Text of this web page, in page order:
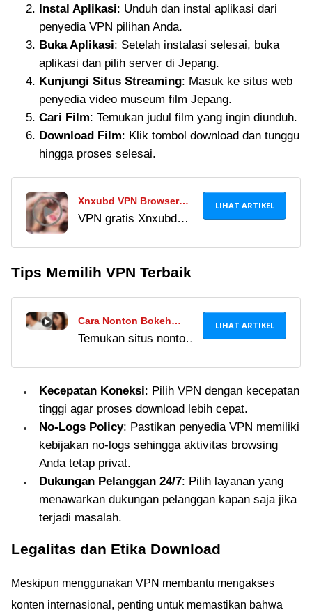
Download gratis di
sini!
Instal Aplikasi: Unduh dan instal aplikasi dari
penyedia VPN pilihan Anda.
Buka Aplikasi: Setelah instalasi selesai, buka
aplikasi dan pilih server di Jepang.
Kunjungi Situs Streaming: Masuk ke situs web
penyedia video museum film Jepang.
Cari Film: Temukan judul film yang ingin diunduh.
Download Film: Klik tombol download dan tunggu
hingga proses selesai.
Xnxubd VPN Browser
Download Video Chrome
Japanese Word Origin
VPN gratis Xnxubd
Chrome terbaru
bokeh Japanese word
origin full version
LIHAT ARTIKEL
Tips Memilih VPN Terbaik
Cara Nonton Bokeh
Jepang Sub Indo Tanpa
Temukan situs nonton
Jepang tanpa VPN.
Waspadai risiko dari
akses ke situs porno
Jepang yang diblokir.
LIHAT ARTIKEL
Kecepatan Koneksi: Pilih VPN dengan kecepatan
tinggi agar proses download lebih cepat.
No-Logs Policy: Pastikan penyedia VPN memiliki
kebijakan no-logs sehingga aktivitas browsing
Anda tetap privat.
Dukungan Pelanggan 24/7: Pilih layanan yang
menawarkan dukungan pelanggan kapan saja jika
terjadi masalah.
Legalitas dan Etika Download
Meskipun menggunakan VPN membantu mengakses
konten internasional, penting untuk memastikan bahwa